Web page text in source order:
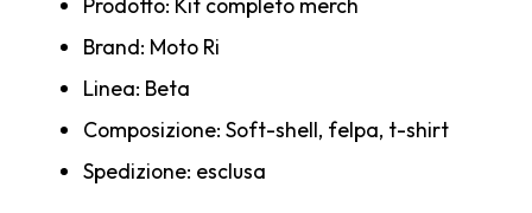
Prodotto: Kit completo merch
Brand: Moto Ri
Linea: Beta
Composizione: Soft-shell, felpa, t-shirt
Spedizione: esclusa